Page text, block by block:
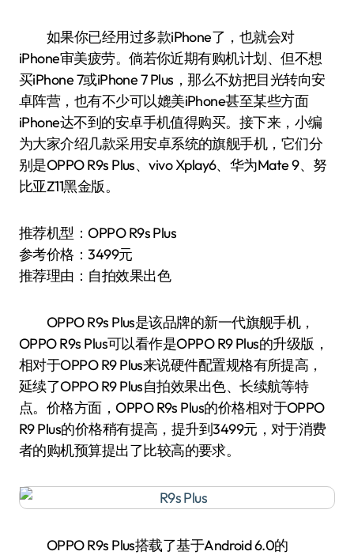
如果你已经用过多款iPhone了，也就会对
iPhone审美疲劳。倘若你近期有购机计划、但不想
买iPhone 7或iPhone 7 Plus，那么不妨把目光转向安
卓阵营，也有不少可以媲美iPhone甚至某些方面
iPhone达不到的安卓手机值得购买。接下来，小编
为大家介绍几款采用安卓系统的旗舰手机，它们分
别是OPPO R9s Plus、vivo Xplay6、华为Mate 9、努
比亚Z11黑金版。
推荐机型：OPPO R9s Plus
参考价格：3499元
推荐理由：自拍效果出色
OPPO R9s Plus是该品牌的新一代旗舰手机，
OPPO R9s Plus可以看作是OPPO R9 Plus的升级版，
相对于OPPO R9 Plus来说硬件配置规格有所提高，
延续了OPPO R9 Plus自拍效果出色、长续航等特
点。价格方面，OPPO R9s Plus的价格相对于OPPO
R9 Plus的价格稍有提高，提升到3499元，对于消费
者的购机预算提出了比较高的要求。
OPPO R9s Plus搭载了基于Android 6.0的